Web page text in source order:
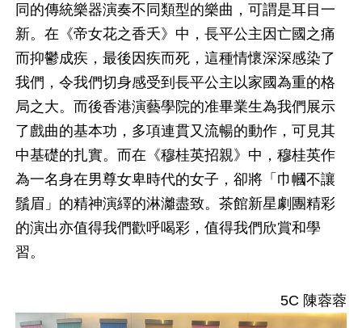
同的傳統樂器演奏不同類型的樂曲，可謂是耳目一
新。在《帝女花之香夭》中，長平公主因亡國之痛
而抑鬱成疾，最後因疾而死，這種情懷深深感染了
我們，令我們切身感受到長平公主以家國為重的格
局之大。而後香港演藝學院的准畢業生為我們展示
了戲曲的基本功， 多項連貫又流暢的動作，可見其
中基礎的扎實。而在《穆桂英招親》 中，穆桂英作
為一名身在男尊女卑時代的女子，卻將「 巾幗不讓
鬚眉」的精神演繹的淋灕盡致。茶館新星劇團精彩
的演出亦值得我們歡呼喝彩，值得我們欣賞和學
習。
5C 陳蓉蓉